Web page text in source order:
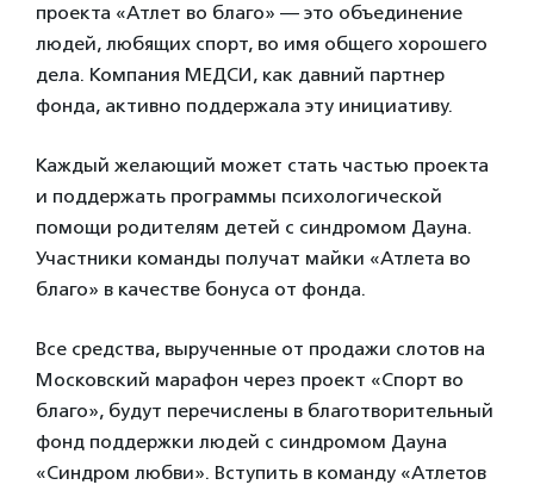
проекта «Атлет во благо» — это объединение
людей, любящих спорт, во имя общего хорошего
дела. Компания МЕДСИ, как давний партнер
фонда, активно поддержала эту инициативу.
Каждый желающий может стать частью проекта
и поддержать программы психологической
помощи родителям детей с синдромом Дауна.
Участники команды получат майки «Атлета во
благо» в качестве бонуса от фонда.
Все средства, вырученные от продажи слотов на
Московский марафон через проект «Спорт во
благо», будут перечислены в благотворительный
фонд поддержки людей с синдромом Дауна
«Синдром любви». Вступить в команду «Атлетов